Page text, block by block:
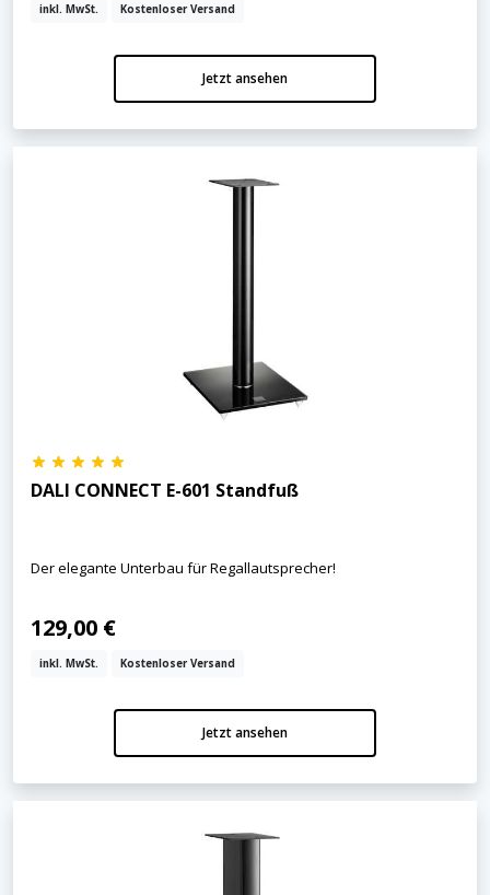
inkl. MwSt. Kostenloser Versand
Jetzt ansehen
DALI CONNECT E-601 Standfuß
Der elegante Unterbau für Regallautsprecher!
129,00 €
inkl. MwSt. Kostenloser Versand
Jetzt ansehen